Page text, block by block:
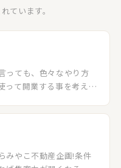
ています。
っても、色々なやり方
って開業する事を考えて
だけると幸いです。
みやこ不動産企画!条件